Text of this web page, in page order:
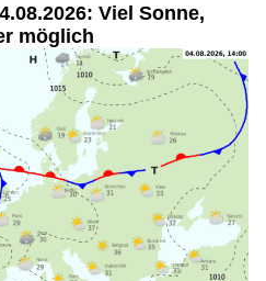
Viel Sonne,
möglich